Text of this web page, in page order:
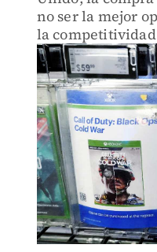
no ser la mejor
la